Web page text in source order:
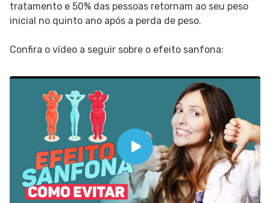
tratamento e 50% das pessoas retornam ao seu peso
inicial no quinto ano após a perda de peso.
Confira o vídeo a seguir sobre o efeito sanfona: